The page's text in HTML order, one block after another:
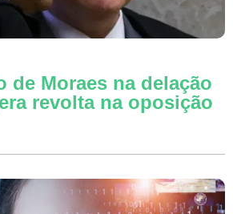
de Moraes na delação
revolta na oposição